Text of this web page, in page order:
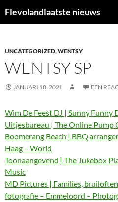
naar
Flevolandlaatste nieuws
UNCATEGORIZED,WENTSY
WENTSY SP
JANUARI 18, 2021 EEN
Wim De Feest DJ | Sunny Funny
Uitjesbureau | The Online Pump
Boomerang Beach | BBQ
Haag – World
Toonaangevend | The Jukebox
Music
MD Pictures | Families,
fotografie – Emmeloord –